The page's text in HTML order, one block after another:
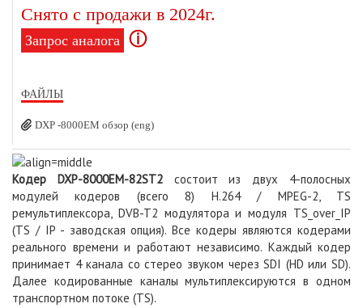
Снято с продажи в 2024г.
Запрос аналога ⓘ
ФАЙЛЫ
DXP -8000EM обзор (eng)
Кодер DXP-8000EM-82ST2состоит из двух 4-полосных
модулей кодеров (всего 8) H.264 / MPEG-2, TS
ремультиплексора, DVB-T2 модулятора и модуля TS_over_IP
(TS / IP - заводская опция). Все кодеры являются кодерами
реального времени и работают независимо. Каждый кодер
принимает 4 канала со стерео звуком через SDI (HD или SD).
Далее кодированные каналы мультиплексируются в одном
транспортном потоке (TS).